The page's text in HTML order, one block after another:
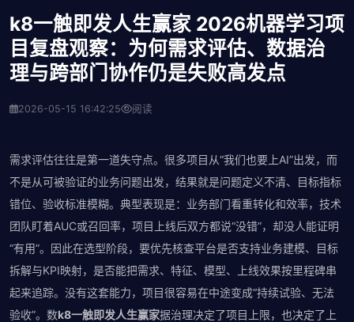
k8一触即发人生赢家 2026机器学习项
目复盘观察：为何需求评估、数据治
理与跨部门协作仍是失败高发点
2026-05-15 16:42:25 阅读
需求评估往往是第一道失守点。很多项目从“我们也要上AI”出发，而
不是从可被验证的业务问题出发，结果就是问题定义不清、目标指标
错位、验收标准模糊。典型表现是：业务部门看重转化和效率，技术
团队盯着AUC或召回率，项目上线后双方都说“没错”，却没人能证明
“有用”。因此在选型阶段，要优先核查平台是否支持业务建模、目标
拆解与KPI映射，是否能把需求、特征、模型、上线效果按里程碑串
起来追踪。没有这套能力，项目很容易在中途变成“持续试验、无法
验收”。数k8一触即发人生赢家据治理决定了项目上限，也决定了上